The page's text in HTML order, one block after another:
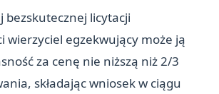
bezskutecznej licytacji
wierzyciel egzekwujący może ją
za cenę nie niższą niż 2/3
składając wniosek w ciągu